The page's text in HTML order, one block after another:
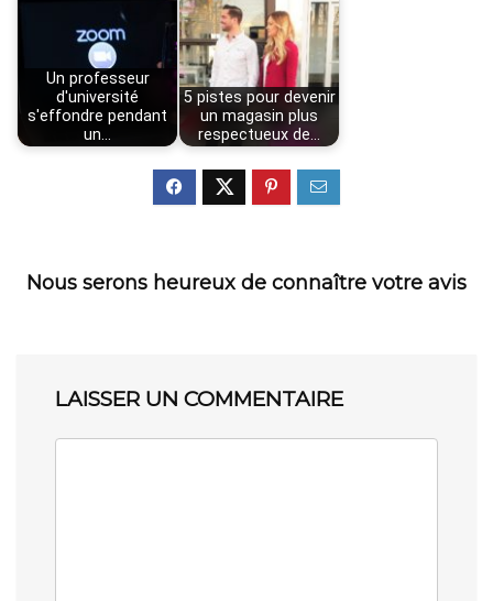
Un professeur
d'université
s'effondre pendant
un…
5 pistes pour devenir
un magasin plus
respectueux de…
Nous serons heureux de connaître votre avis
LAISSER UN COMMENTAIRE